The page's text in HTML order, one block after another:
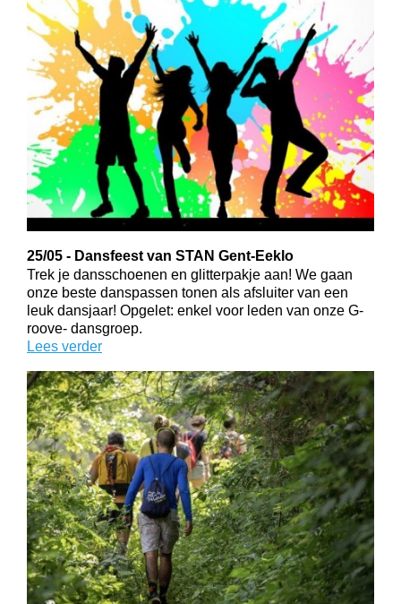
25/05 - Dansfeest van STAN Gent-Eeklo
Trek je dansschoenen en glitterpakje aan! We gaan
onze beste danspassen tonen als afsluiter van een
leuk dansjaar! Opgelet: enkel voor leden van onze G-
roove- dansgroep.
Lees verder